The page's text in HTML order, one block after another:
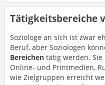
Tätigkeitsbereiche
Soziologe an sich ist zwar
Beruf, aber Soziologen
Bereichen tätig werden.
Online- und Printmedien,
wie Zielgruppen erreicht